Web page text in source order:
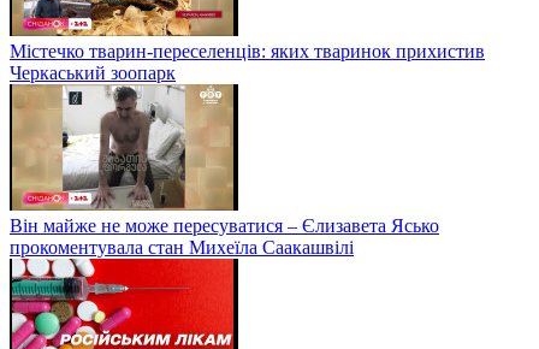
Містечко тварин-переселенців: яких тваринок прихистив
Черкаський зоопарк
Він майже не може пересуватися – Єлизавета Ясько
прокоментувала стан Михеїла Саакашвілі